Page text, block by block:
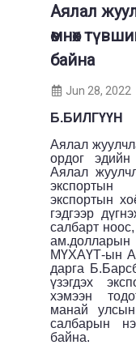
Аялал
өмнөх
байна
Jun 28, 2022
Б.БИЛГҮҮН
Аялал
ордог
Аялал
экспортын
гэдгээр
салбарт
МҮХАҮТ-ын
дарга
үзэгдэх
хэмээн
манай улсын
салбарын
байна.